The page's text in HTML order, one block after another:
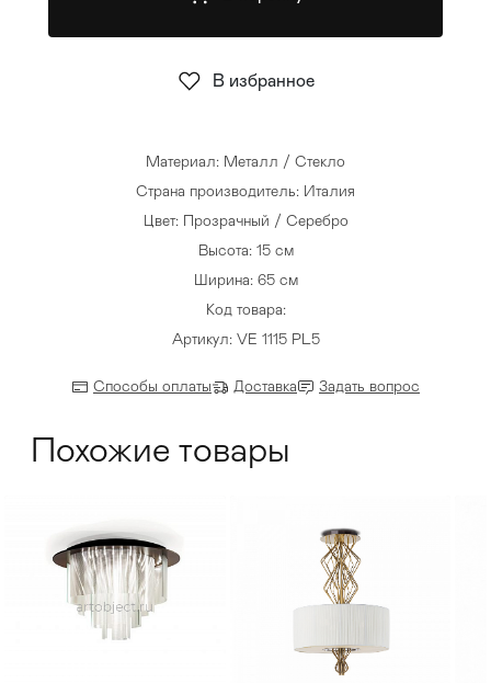
Стулья >
Материал: Металл / Стекло
Страна производитель: Италия
Цвет: Прозрачный / Серебро
Высота: 15 см
Ширина: 65 см
Код товара:
Артикул: VE 1115 PL5
Способы оплаты Доставка Задать вопрос
В избранное
Похожие товары